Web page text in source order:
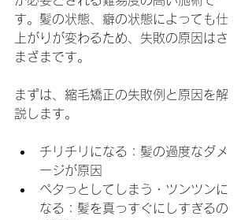
す。髪の状態、癖の状態によっても仕
上がりが変わるため、失敗の原因はさ
まざまです。
まずは、縮毛矯正の失敗例と原因を解
説します。
チリチリになる：髪の過度なダメ
ージが原因
ペタっとしてしまう・ツンツンに
なる：髪を真っすぐにしすぎるの